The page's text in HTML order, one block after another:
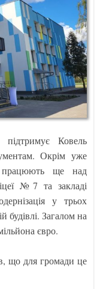
підтримує Ковель
Окрім уже
працюють ще над
№7 та закладі
у трьох
будівлі. Загалом на
євро.
що для громади це